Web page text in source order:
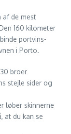
af de mest
160 kilometer
portvins­
i Porto.
broer
stejle sider og
løber skinnerne
at du kan se